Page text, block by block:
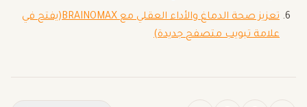
تعزيز صحة الدماغ والأداء العقلي مع BRAINOMAX
(يفتح في
علامة تبويب متصفح جديدة)